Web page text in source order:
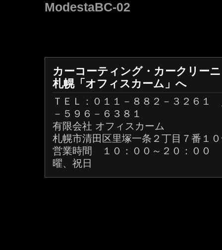
ModestaBC-02
カーコーティング・カークリー
札幌「オフィスカーム」へ
ＴＥＬ：０１１－８８２－３２６
－５９６－６３８１
有限会社 オフィスカーム
札幌市清田区里塚一条２丁目７番１
営業時間 １０：００～２０：
曜、祝日